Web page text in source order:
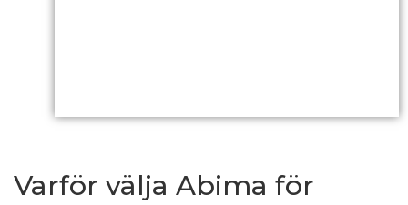
Varför välja Abima för